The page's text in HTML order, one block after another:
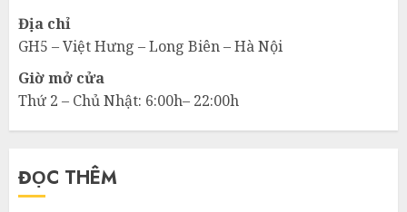
Địa chỉ
GH5 – Việt Hưng – Long Biên – Hà Nội
Giờ mở cửa
Thứ 2 – Chủ Nhật: 6:00h– 22:00h
ĐỌC THÊM